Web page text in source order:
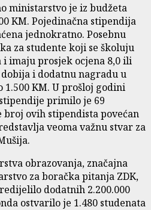
ministarstvo je iz budžeta
KM. Pojedinačna stipendija
jednokratno. Posebnu
za studente koji se školuju
imaju prosjek ocjena 8,0 ili
i dodatnu nagradu u
1.500 KM. U prošloj godini
primilo je 69
broj ovih stipendista povećan
veoma važnu stvar za
obrazovanja, značajna
za boračka pitanja ZDK,
dodatnih 2.200.000
ostvarilo je 1.480 studenata